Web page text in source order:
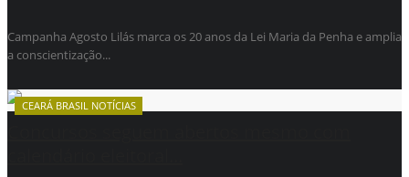
Campanha Agosto Lilás marca os 20 anos da Lei Maria da Penha e amplia
a conscientização...
CEARÁ BRASIL NOTÍCIAS